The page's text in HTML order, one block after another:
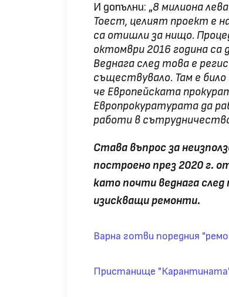
И допълни: „8 милиона
Тоест, целият проект е
са отишли за нищо.
октомври 2016 година са
Веднага след това е
съществувало. Там е
че Европейската
Европрокуратурата да
работи в
Става въпрос за
построено през 2020 г.
като почти веднага след
изискващи ремонти.
Варна готви поредния
Пристанище